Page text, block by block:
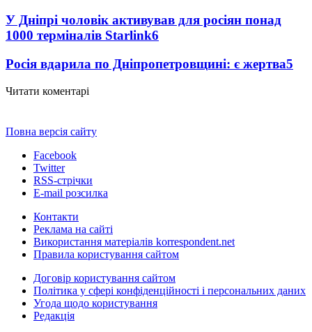
У Дніпрі чоловік активував для росіян понад
1000 терміналів Starlink6
Росія вдарила по Дніпропетровщині: є жертва5
Читати коментарі
Повна версія сайту
Facebook
Twitter
RSS-стрічки
E-mail розсилка
Контакти
Реклама на сайті
Використання матеріалів korrespondent.net
Правила користування сайтом
Договір користування сайтом
Політика у сфері конфіденційності і персональних даних
Угода щодо користування
Редакція